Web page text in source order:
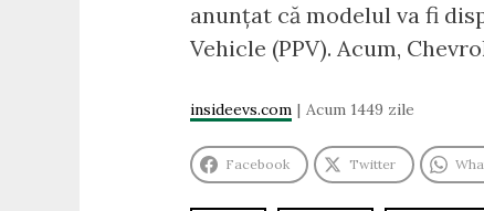
anunțat că modelul va fi
Vehicle (PPV). Acum,
insideevs.com Acum 1449 zile
Facebook Twitter